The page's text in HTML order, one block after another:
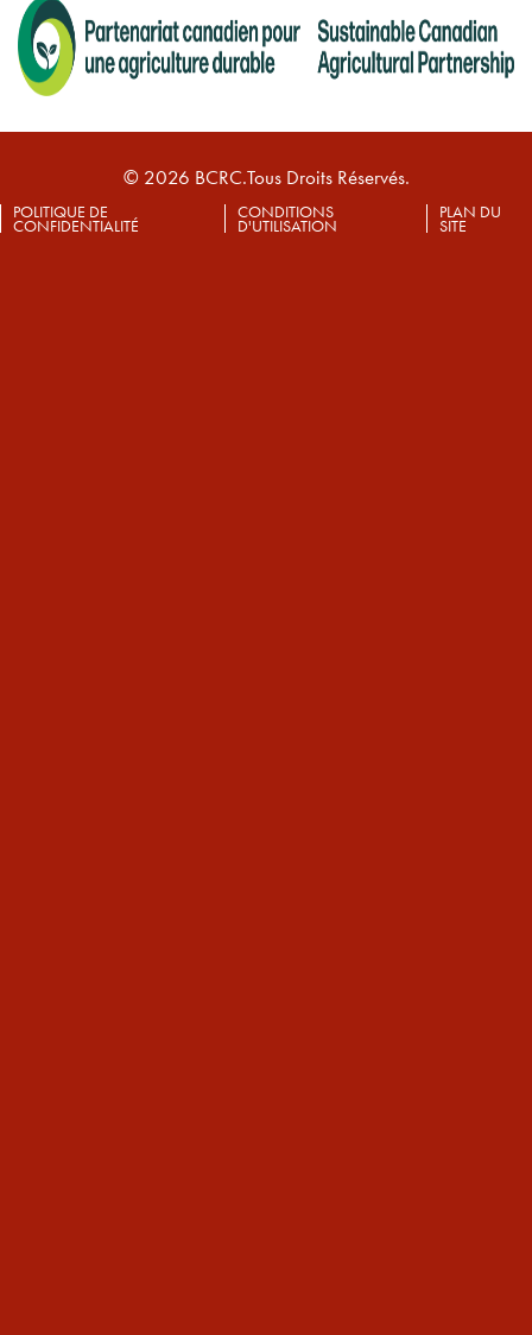
© 2026 BCRC.Tous Droits Réservés.
POLITIQUE DE
CONFIDENTIALITÉ
CONDITIONS
D'UTILISATION
PLAN DU
SITE